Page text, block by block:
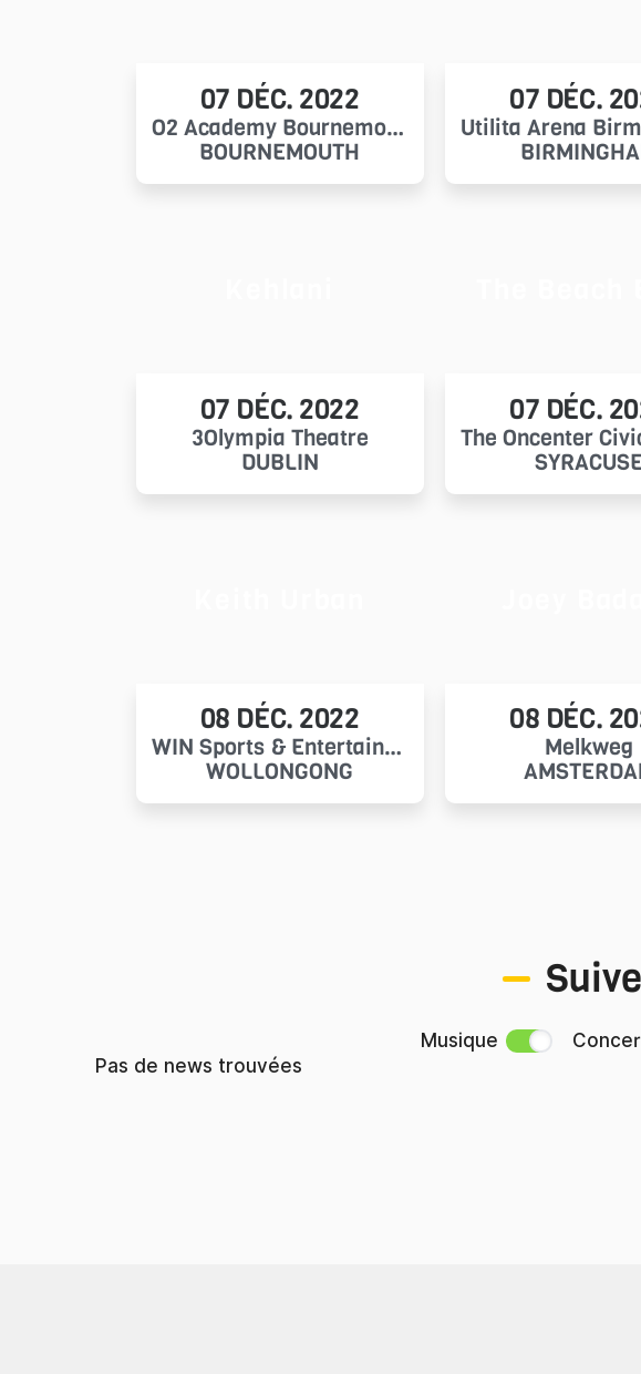
07 DÉC. 2022
O2 Academy Bournemouth
BOURNEMOUTH
07 DÉC.
Utilita Arena
07 DÉC. 2022
3Olympia Theatre
DUBLIN
07 DÉC.
SYRACUSE
08 DÉC. 2022
WIN Sports & Entertainment Centres
WOLLONGONG
08 DÉC.
Melkweg
Musique
Pas de news trouvées